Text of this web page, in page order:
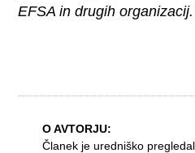
EFSA in drugih organizacij.
O AVTORJU:
Članek je uredniško